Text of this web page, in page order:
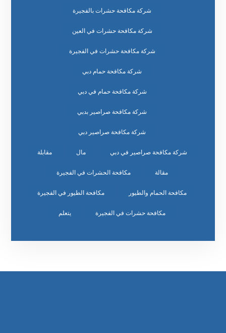
شركة مكافحة حشرات بالفجيرة
شركة مكافحة حشرات في العين
شركة مكافحة حشرات في الفجيرة
شركة مكافحة حمام دبي
شركة مكافحة حمام في دبي
شركة مكافحة صراصير بدبي
شركة مكافحة صراصير دبي
شركة مكافحة صراصير في دبي مال مقابلة
مقالة مكافحة الحشرات في الفجيرة
مكافحة الحمام والطيور مكافحة الطيور في الفجيرة
مكافحة حشرات في الفجيرة يتعلم